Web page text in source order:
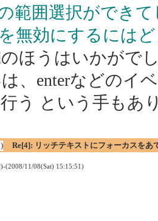
範囲選択ができ
無効にするには
のほうはいかがで
、enterなどのイ
う という手もあ
Re[4]: リッチテキストにフォーカスをあ
(2008/11/08(Sat) 15:15:51)